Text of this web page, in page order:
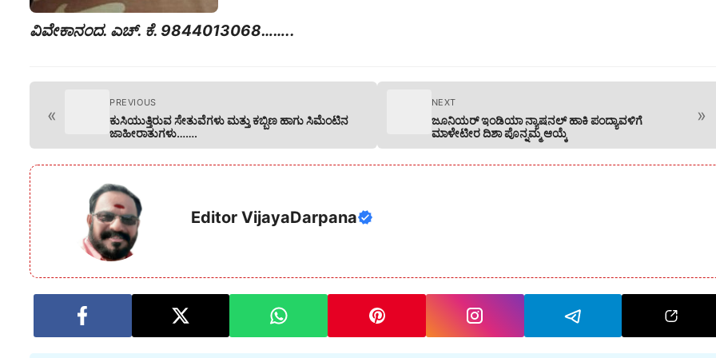
ವಿವೇಕಾನಂದ. ಎಚ್. ಕೆ. 9844013068……..
«
PREVIOUS
ಕುಸಿಯುತ್ತಿರುವ ಸೇತುವೆಗಳು ಮತ್ತು ಕಬ್ಬಿಣ ಹಾಗು ಸಿಮೆಂಟಿನ
ಜಾಹೀರಾತುಗಳು…….
NEXT
ಜೂನಿಯರ್ ಇಂಡಿಯಾ ನ್ಯಾಷನಲ್ ಹಾಕಿ ಪಂದ್ಯಾವಳಿಗೆ
ಮಾಳೇಟೀರ ದಿಶಾ ಪೊನ್ನಮ್ಮ ಆಯ್ಕೆ
»
Editor VijayaDarpana